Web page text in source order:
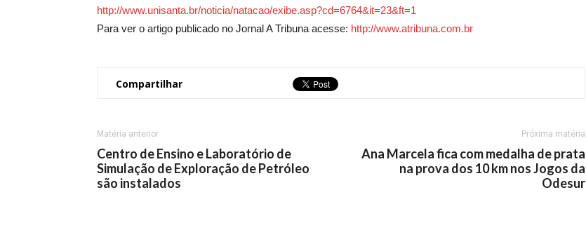
http://www.unisanta.br/noticia/natacao/exibe.asp?cd=6764&it=23&ft=1
Para ver o artigo publicado no Jornal A Tribuna acesse: http://www.atribuna.com.br
Compartilhar
Matéria anterior
Centro de Ensino e Laboratório de
Simulação de Exploração de Petróleo
são instalados
Próxima matéria
Ana Marcela fica com medalha de prata
na prova dos 10 km nos Jogos da
Odesur